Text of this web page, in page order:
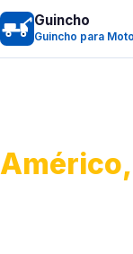
Guincho
Guincho para
Américo,